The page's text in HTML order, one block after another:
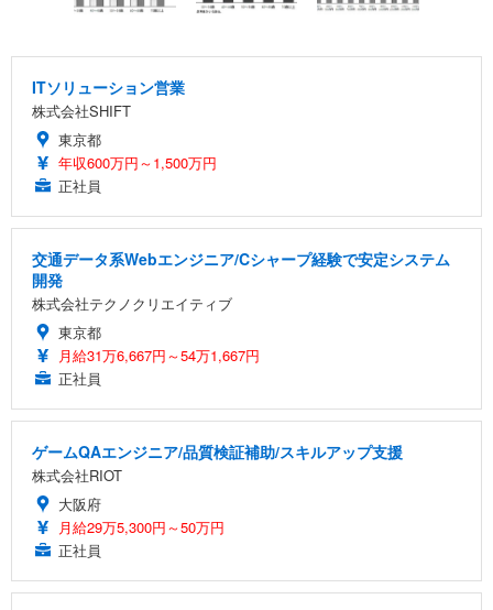
ITソリューション営業
株式会社SHIFT
東京都
年収600万円～1,500万円
正社員
交通データ系Webエンジニア/Cシャープ経験で安定システム
開発
株式会社テクノクリエイティブ
東京都
月給31万6,667円～54万1,667円
正社員
ゲームQAエンジニア/品質検証補助/スキルアップ支援
株式会社RIOT
大阪府
月給29万5,300円～50万円
正社員